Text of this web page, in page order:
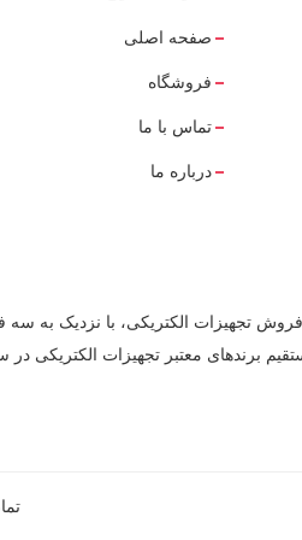
صفحه اصلی
فروشگاه
تماس با ما
درباره ما
تجهیزات الکتریکی، با نزدیک به سه
برندهای معتبر تجهیزات الکتریکی